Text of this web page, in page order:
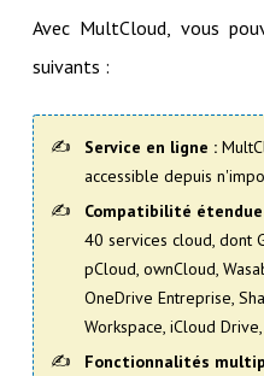
Avec MultCloud, vous
suivants :
Service en ligne :
accessible depuis
Compatibilité
40 services cloud, dont
pCloud, ownCloud,
OneDrive Entreprise,
Workspace, iCloud
Fonctionnalités